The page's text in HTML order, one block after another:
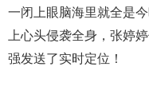
一闭上眼脑海里就全是
上心头侵袭全身，张婷
强发送了实时定位！